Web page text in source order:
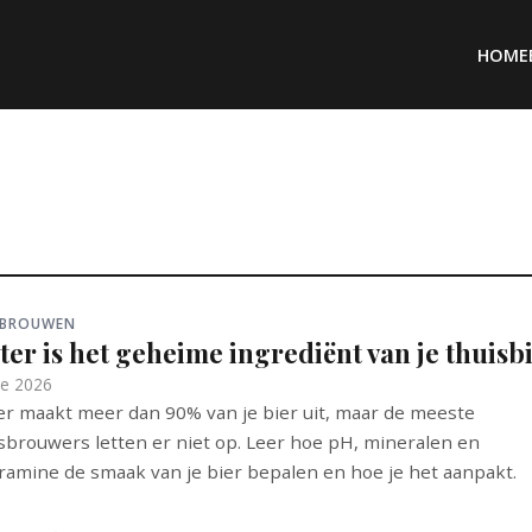
HOME
is het geheime ingrediënt van je
2026
maakt meer dan 90% van je bier uit, maar de meeste
letten er niet op. Leer hoe pH, mineralen en
de smaak van je bier bepalen en hoe je het aanpakt.